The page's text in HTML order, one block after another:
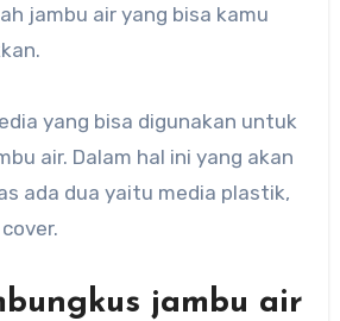
jambu air yang bisa kamu
yang bisa digunakan untuk
air. Dalam hal ini yang akan
ada dua yaitu media plastik,
jambu air